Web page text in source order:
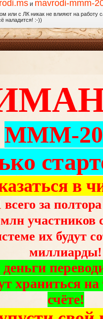
и mavrodi-mmm-
или с ЛК никак не влияют на работу
наладится! :-))
МММ-
в
за
участников
их будут
миллиарды!
храниться
счёте!